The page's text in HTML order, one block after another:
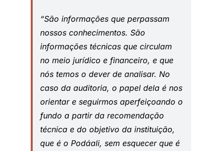
“São informações que perpassam
nossos conhecimentos. São
informações técnicas que circulam
no meio jurídico e financeiro, e que
nós temos o dever de analisar. No
caso da auditoria, o papel dela é nos
orientar e seguirmos aperfeiçoando o
fundo a partir da recomendação
técnica e do objetivo da instituição,
que é o Podáali, sem esquecer que é